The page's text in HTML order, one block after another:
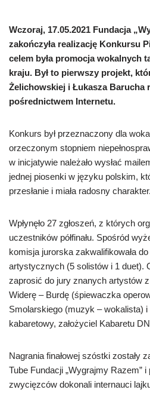
Wczoraj, 17.05.2021 Fundacja
zakończyła realizację Konkursu
celem była promocja wokalnych
kraju. Był to pierwszy projekt,
Żelichowskiej i Łukasza Barucha
pośrednictwem Internetu.
Konkurs był przeznaczony dla
orzeczonym stopniem
w inicjatywie należało wysłać
jednej piosenki w języku polskim,
przesłanie i miała radosny charakter.
Wpłynęło 27 zgłoszeń, z których
uczestników półfinału. Spośród
komisja jurorska zakwalifikowała do
artystycznych (5 solistów i 1 duet).
zaprosić do jury znanych artystów
Widerę – Burdę (śpiewaczka
Smolarskiego (muzyk – wokalista) i
kabaretowy, założyciel Kabaretu
Nagrania finałowej szóstki zostały
Tube Fundacji „Wygrajmy Razem”
zwycięzców dokonali internauci